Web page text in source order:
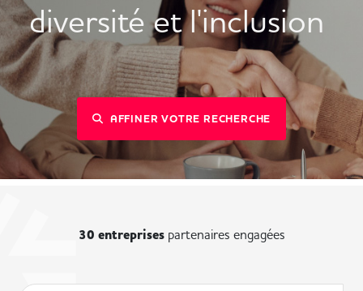
diversité et l'inclusion
AFFINER VOTRE RECHERCHE
30 entreprisespartenaires engagées